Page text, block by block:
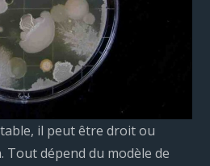
il peut être droit ou
Tout dépend du modèle de